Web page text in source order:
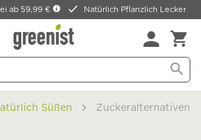
ab 59,99 € Natürlich Pflanzlich Lecker
Süßen Zuckeralternativen